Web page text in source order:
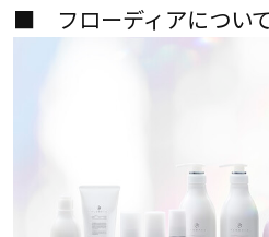
■ フローディアについ